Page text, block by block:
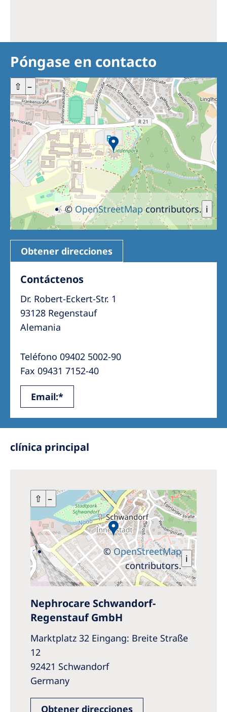
Póngase en contacto
+ –
⇧
i
©OpenStreetMapcontributors.
Obtener direcciones
Contáctenos
Dr. Robert-Eckert-Str. 1
93128 Regenstauf
Alemania
Teléfono 09402 5002-90
Fax 09431 7152-40
Email:*
clínica principal
+ –
⇧
i
©OpenStreetMap
contributors.
Nephrocare Schwandorf-
Regenstauf GmbH
Marktplatz 32 Eingang: Breite Straße
12
92421 Schwandorf
Germany
Obtener direcciones